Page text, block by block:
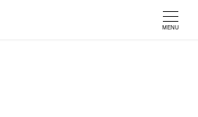
MENU